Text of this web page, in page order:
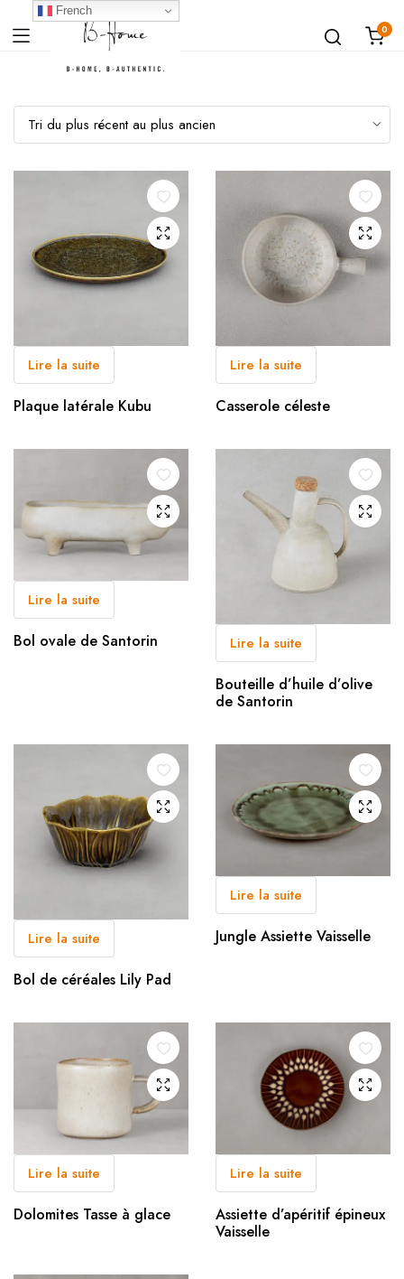
0
Lire la suite
Plaque latérale Kubu
Lire la suite
Casserole céleste
Lire la suite
Bol ovale de Santorin Lire la suite
Bouteille d’huile d’olive
de Santorin
Lire la suite
Bol de céréales Lily Pad
Lire la suite
Jungle Assiette Vaisselle
Lire la suite
Dolomites Tasse à glace
Lire la suite
Assiette d’apéritif épineux
Vaisselle
French